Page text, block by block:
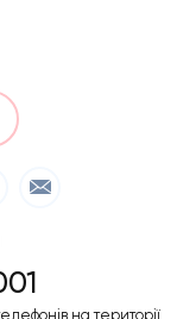
на території